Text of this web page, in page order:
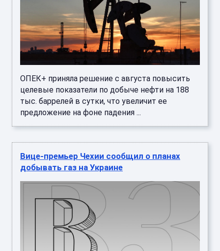
ОПЕК+ приняла решение с августа повысить
целевые показатели по добыче нефти на 188
тыс. баррелей в сутки, что увеличит ее
предложение на фоне падения ...
Вице-премьер Чехии сообщил о планах
добывать газ на Украине